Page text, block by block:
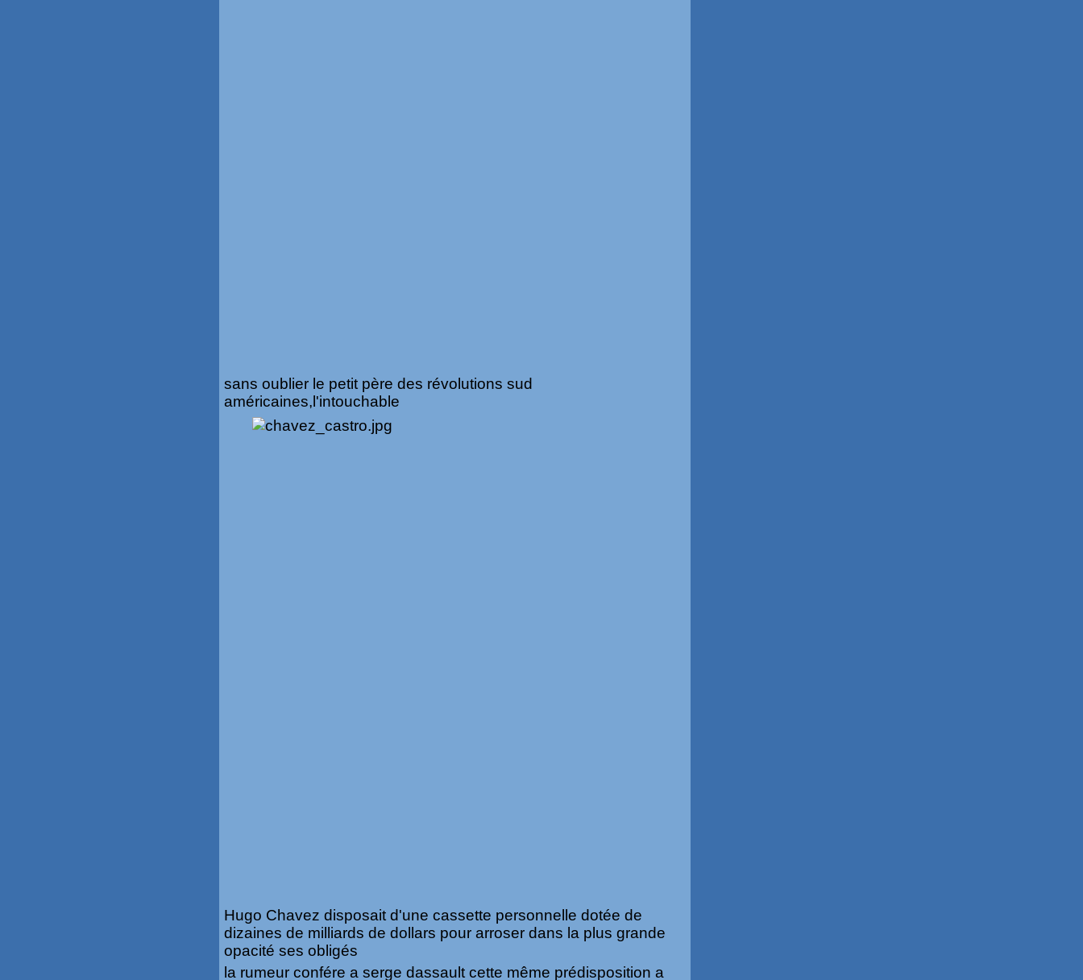
sans oublier le petit père des révolutions sud
américaines,l'intouchable
Hugo Chavez disposait d'une cassette personnelle dotée de
dizaines de milliards de dollars pour arroser dans la plus grande
opacité ses obligés
la rumeur confére a serge dassault cette même prédisposition a